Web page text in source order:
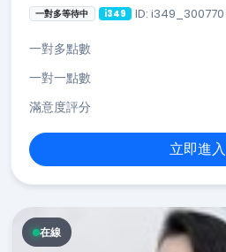
一對多等待中 i349 ID: i349_300770
一對多點數
一對一點數
滿意度評分
立即進入
在線